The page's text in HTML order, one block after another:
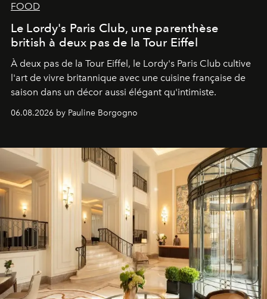
FOOD
Le Lordy's Paris Club, une parenthèse
british à deux pas de la Tour Eiffel
À deux pas de la Tour Eiffel, le Lordy's Paris Club cultive
l'art de vivre britannique avec une cuisine française de
saison dans un décor aussi élégant qu'intimiste.
06.08.2026 by Pauline Borgogno